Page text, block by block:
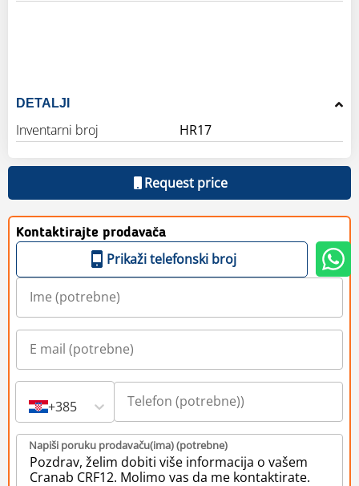
DETALJI
Inventarni broj HR17
Request price
Kontaktirajte prodavača
Prikaži telefonski broj
+385
Napiši poruku prodavaču(ima) (potrebne)